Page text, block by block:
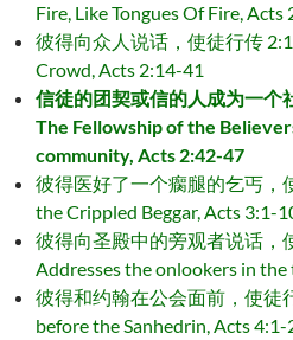
Fire, Like Tongues Of Fire, Acts
彼得向众人说话，使徒行传
Crowd, Acts 2:14-41
信徒的团契或信的人成为一个
The Fellowship of the
community, Acts 2:42-47
彼得医好了一个瘸腿的乞丐，
the Crippled Beggar, Acts 3:1-
彼得向圣殿中的旁观者说话，
Addresses the onlookers in
彼得和约翰在公会面前，使徒
before the Sanhedrin, Acts 4:1-